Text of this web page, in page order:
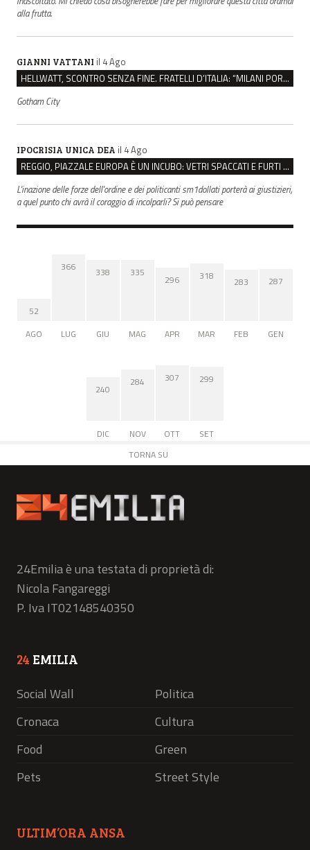
alla frutta.
GIANNI VATTANI il 4 Ago
HELLWATT, SCONTRO SENZA FINE. FRATELLI D’ITALIA: “MILANI PORTA DOCUMENTI, DE FRANCO INSULTI”
Gotham City
IPOCRISIA UNICA DEA il 4 Ago
REGGIO, PIAZZALE EUROPA È UN INCUBO: VETRI SPACCATI E FURTI SULLE AUTO IN SOSTA
L'inazione delle forze dell'ordine e dei politicanti sm1dollati porterà ai giustizieri,
a quel punto chi avrà il coraggio di incolparli? Si può pensare
52
AGO
366
LUG
338
GIU
335
MAG
296
APR
318
MAR
283
FEB
287
GEN
240
DIC
284
NOV
307
OTT
299
SET
TORNA SU
24Emilia è una testata di proprietà di:
Nicola Fangareggi
P. Iva IT02148540350
24 EMILIA
Social Wall
Politica
Cronaca
Cultura
Food
Green
Pets
Street Style
ULTIM’ORA ANSA